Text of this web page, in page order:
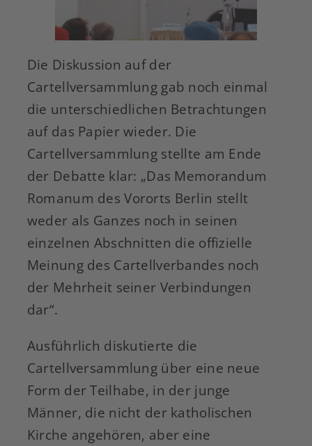
Die Diskussion auf der
Cartellversammlung gab noch einmal
die unterschiedlichen Betrachtungen
auf das Papier wieder. Die
Cartellversammlung stellte am Ende
der Debatte klar: „Das Memorandum
Romanum des Vororts Berlin stellt
weder als Ganzes noch in seinen
einzelnen Abschnitten die offizielle
Meinung des Cartellverbandes noch
der Mehrheit seiner Verbindungen
dar“.
Ausführlich diskutierte die
Cartellversammlung über eine neue
Form der Teilhabe, in der junge
Männer, die nicht der katholischen
Kirche angehören, aber eine